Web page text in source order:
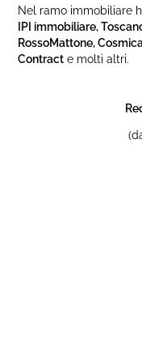
Nel ramo immobiliare
IPI immobiliare,
RossoMattone,
Contract e molti altri.